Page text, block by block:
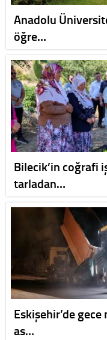
Anadolu
öğre…
Bilecik’in coğrafi
tarladan…
Eskişehir’de
as…